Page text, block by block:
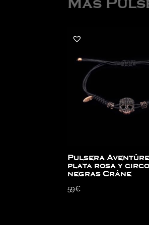
Más
Pulsera Aventûre
plata rosa y
negras Crâne
59€